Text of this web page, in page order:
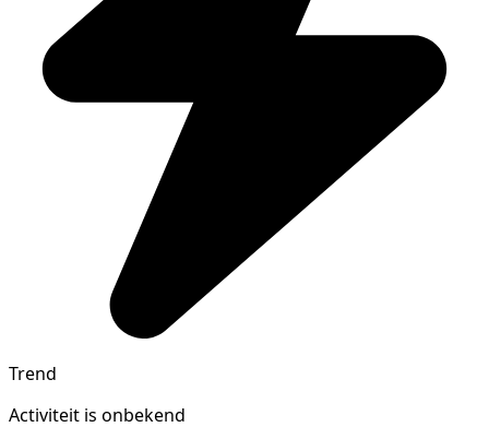
Trend
Activiteit is onbekend